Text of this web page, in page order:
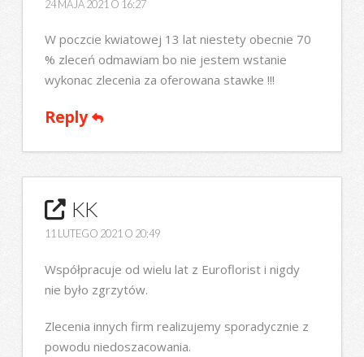
24 MAJA 2021 O 16:27
W poczcie kwiatowej 13 lat niestety obecnie 70
% zleceń odmawiam bo nie jestem wstanie
wykonac zlecenia za oferowana stawke !!!
Reply
KK
11 LUTEGO 2021 O 20:49
Współpracuje od wielu lat z Euroflorist i nigdy
nie było zgrzytów.
Zlecenia innych firm realizujemy sporadycznie z
powodu niedoszacowania.